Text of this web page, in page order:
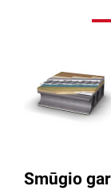
Smūgio